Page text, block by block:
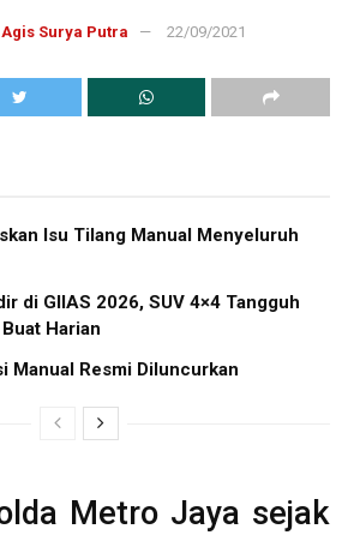
Surya Putra 22/09/2021
Isu Tilang Manual Menyeluruh
di GIIAS 2026, SUV 4×4 Tangguh
Harian
Manual Resmi Diluncurkan
Metro Jaya sejak